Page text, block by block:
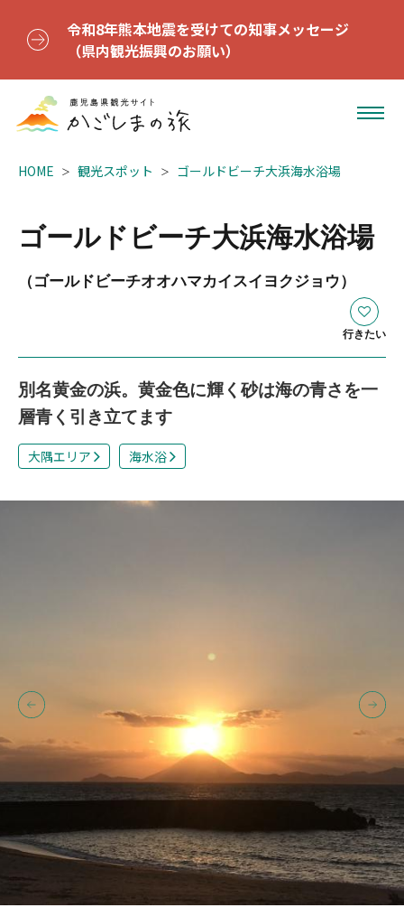
令和8年熊本地震を受けての知事メッセージ
（県内観光振興のお願い）
HOME 観光スポット ゴールドビーチ大浜海水浴場
ゴールドビーチ大浜海水浴場
（ゴールドビーチオオハマカイスイヨクジョウ）
行きたい
別名黄金の浜。黄金色に輝く砂は海の青さを一
層青く引き立てます
大隅エリア 海水浴